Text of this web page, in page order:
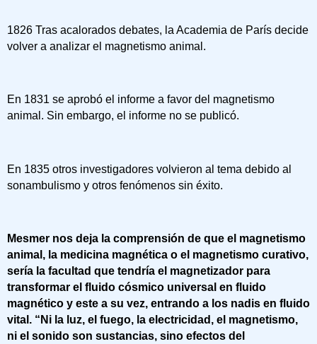
1826 Tras acalorados debates, la Academia de París decide
volver a analizar el magnetismo animal.
En 1831 se aprobó el informe a favor del magnetismo
animal. Sin embargo, el informe no se publicó.
En 1835 otros investigadores volvieron al tema debido al
sonambulismo y otros fenómenos sin éxito.
Mesmer nos deja la comprensión de que el magnetismo
animal, la medicina magnética o el magnetismo curativo,
sería la facultad que tendría el magnetizador para
transformar el fluido cósmico universal en fluido
magnético y este a su vez, entrando a los nadis en fluido
vital. “Ni la luz, el fuego, la electricidad, el magnetismo,
ni el sonido son sustancias, sino efectos del